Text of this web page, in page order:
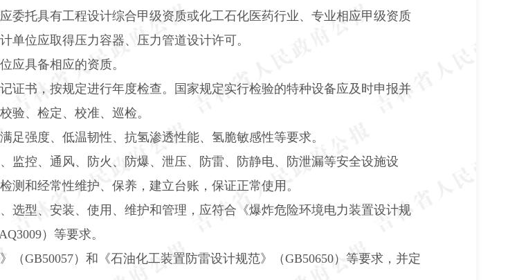
托具有工程设计综合甲级资质或化工石化医药行业、专业相应甲级资质
单位应取得压力容器、压力管道设计许可。
应具备相应的资质。
书，按规定进行年度检查。国家规定实行检验的特种设备应及时申报并
验、检定、校准、巡检。
强度、低温韧性、抗氢渗透性能、氢脆敏感性等要求。
控、通风、防火、防爆、泄压、防雷、防静电、防泄漏等安全设施设
和经常性维护、保养，建立台账，保证正常使用。
型、安装、使用、维护和管理，应符合《爆炸危险环境电力装置设计规
）等要求。
（GB50057）和《石油化工装置防雷设计规范》（GB50650）等要求，并定